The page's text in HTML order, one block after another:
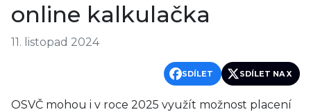
Kontakt
online kalkulačka
11. listopad 2024
SDÍLET SDÍLET NA X
OSVČ mohou i v roce 2025 využít možnost placení